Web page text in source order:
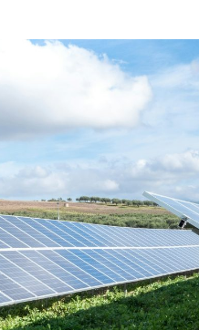
スレターを購読する